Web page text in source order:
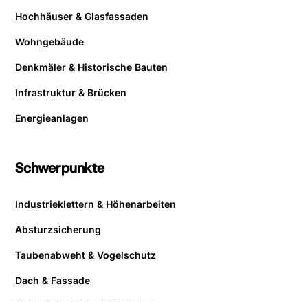
Hochhäuser & Glasfassaden
Wohngebäude
Denkmäler & Historische Bauten
Infrastruktur & Brücken
Energieanlagen
Schwerpunkte
Industrieklettern & Höhenarbeiten
Absturzsicherung
Taubenabweht & Vogelschutz
Dach & Fassade